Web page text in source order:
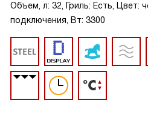
Объем, л: 32, Гриль: Есть, Цвет:
подключения, Вт: 3300